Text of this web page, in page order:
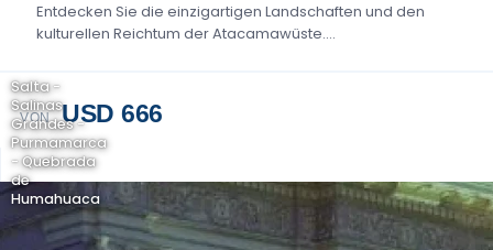
Entdecken Sie die einzigartigen Landschaften und den
kulturellen Reichtum der Atacamawüste....
VON USD 666
Salta -
Salinas
Grandes -
Purmamarca
- Quebrada
de
Humahuaca